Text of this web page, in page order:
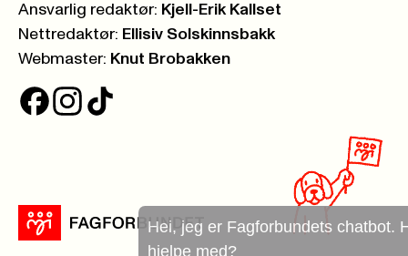
Hei, jeg er Fagforbundets chatbot. Hva kan jeg
Ansvarlig redaktør: Kjell-Erik Kallset
Nettredaktør: Ellisiv Solskinnsbakk
Webmaster: Knut Brobakken